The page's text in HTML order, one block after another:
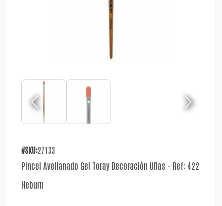
#SKU:27133
Pincel Avellanado Gel Toray Decoración Uñas - Ref: 422
Heburn